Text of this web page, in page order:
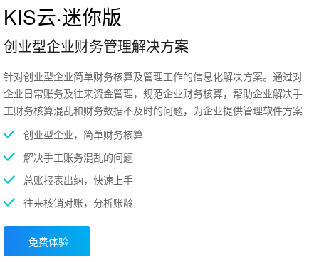
KIS云·迷你版
创业型企业财务管理解决方案
针对创业型企业简单财务核算及管理工作的信息化解决方案。通过对
企业日常账务及往来资金管理，规范企业财务核算，帮助企业解决手
工财务核算混乱和财务数据不及时的问题，为企业提供管理软件方案
创业型企业，简单财务核算
解决手工账务混乱的问题
总账报表出纳，快速上手
往来核销对账，分析账龄
免费体验